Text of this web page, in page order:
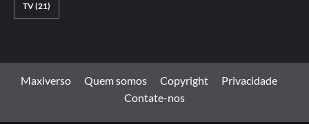
TV(21)
Maxiverso Quem somos Copyright
Privacidade
Contate-nos